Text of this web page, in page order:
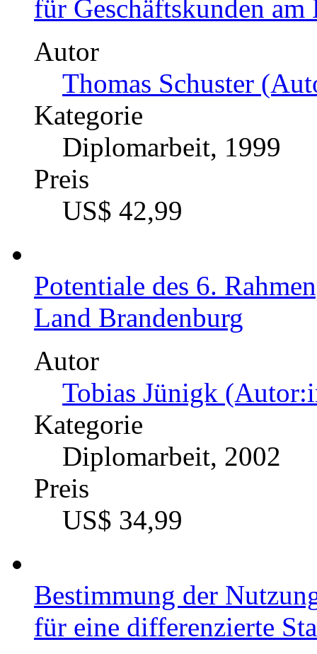
für Geschäftskunden
Autor
Thomas Schuster
Kategorie
Diplomarbeit, 1999
Preis
US$ 42,99
Potentiale des 6.
Land Brandenburg
Autor
Tobias Jünigk
Kategorie
Diplomarbeit, 2002
Preis
US$ 34,99
Bestimmung der
für eine differenzierte